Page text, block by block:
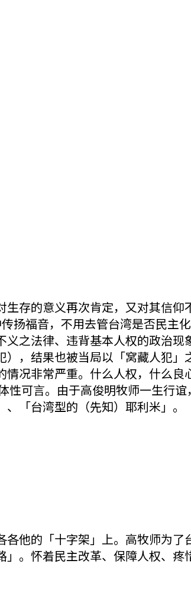
存的意义再次肯定，又对其信
扬福音，不用去管台湾是否民主
之法律、违背基本人权的政治现
，结果也被当局以「窝藏人犯
况非常严重。什么人权，什么
可言。由于高俊明牧师一生行
「台湾型的（先知）耶利米」。
他的「十字架」上。高牧师为
。怀着民主改革、保障人权、